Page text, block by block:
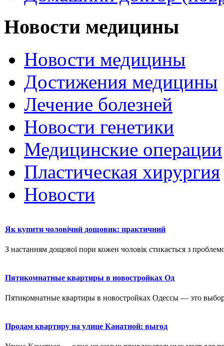
Новости медицины
Новости медицины
Достижения медицины
Лечение болезней
Новости генетики
Медицинские операции
Пластическая хирургия
Новости
Як купити чоловічий дощовик: практичний
З настанням дощової пори кожен чоловік стикається з
Пятикомнатные квартиры в новостройках Од
Пятикомнатные квартиры в новостройках Одессы — это
Продам квартиру на улице Канатной: выгод